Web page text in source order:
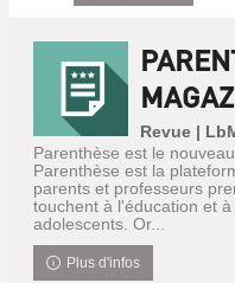
imédiat)
Revue |
Parenthèse est le
Parenthèse est la
parents et professeurs
touchent à l'éducation et
adolescents. Or...
Plus d'infos